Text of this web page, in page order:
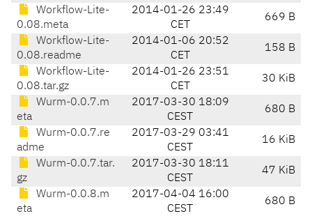
Workflow-Lite-
0.08.meta
2014-01-26 23:49
CET
669 B
Workflow-Lite-
0.08.readme
2014-01-06 20:52
CET
158 B
Workflow-Lite-
0.08.tar.gz
2014-01-26 23:51
CET
30 KiB
Wurm-0.0.7.m
eta
2017-03-30 18:09
CEST
680 B
Wurm-0.0.7.re
adme
2017-03-29 03:41
CEST
16 KiB
Wurm-0.0.7.tar.
gz
2017-03-30 18:11
CEST
47 KiB
Wurm-0.0.8.m
eta
2017-04-04 16:00
CEST
680 B